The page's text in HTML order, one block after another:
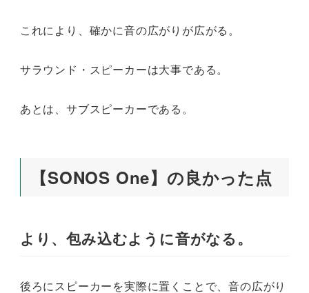
これにより、確かに音の広がりが広がる。
サラウンド・スピーカーは大事である。
あとは、サブスピーカーである。
【SONOS One】の良かった点
より、包み込むように音がなる。
後ろにスピーカーを実際に置くことで、音の広がり